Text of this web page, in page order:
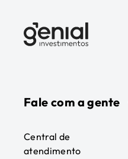
Fale com a gente
Central de
atendimento